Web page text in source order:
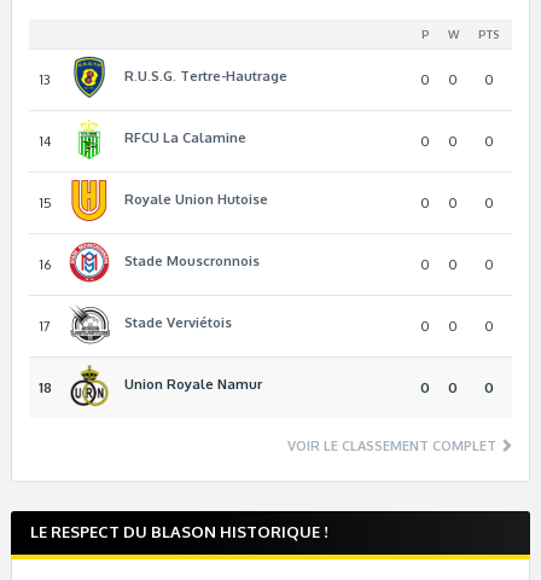
P W PTS
13 R.U.S.G. Tertre-Hautrage 0 0 0
14 RFCU La Calamine 0 0 0
15 Royale Union Hutoise 0 0 0
16 Stade Mouscronnois 0 0 0
17 Stade Verviétois 0 0 0
18 Union Royale Namur 0 0 0
VOIR LE CLASSEMENT COMPLET
LE RESPECT DU BLASON HISTORIQUE !